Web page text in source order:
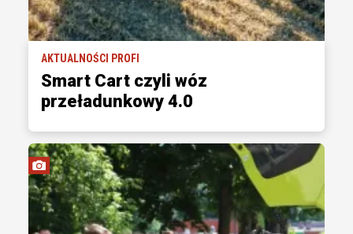
AKTUALNOŚCI PROFI
Smart Cart czyli wóz
przeładunkowy 4.0